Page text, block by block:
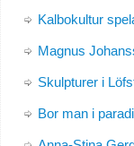
Kalbokultur
Magnus
Skulpturer i
Bor man i